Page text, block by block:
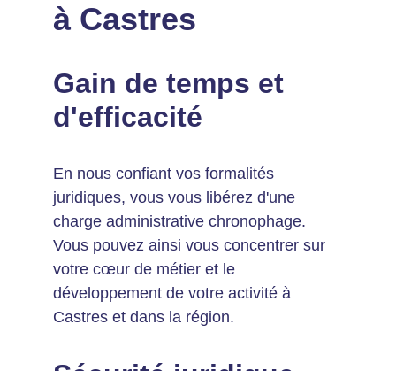
à Castres
Gain de temps et
d'efficacité
En nous confiant vos formalités
juridiques, vous vous libérez d'une
charge administrative chronophage.
Vous pouvez ainsi vous concentrer sur
votre cœur de métier et le
développement de votre activité à
Castres et dans la région.